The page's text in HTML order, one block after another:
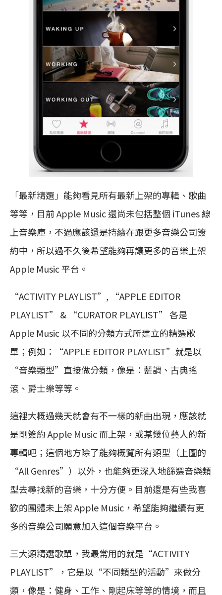
「最新精選」能夠看見所有最新上架的專輯、歌曲
等等，目前 Apple Music 還尚未包括整個 iTunes 線
上音樂庫，不過應該還是持續在跟更多音樂公司簽
約中，所以過不久後希望能夠再讓更多的音樂上架
Apple Music 平台。
“ACTIVITY PLAYLIST”, “APPLE EDITOR
PLAYLIST” & “CURATOR PLAYLIST” 各是
Apple Music 以不同的分類方式所建立的精選歌
單；例如：“APPLE EDITOR PLAYLIST”就是以
“音樂類型”直接做分類，像是：藍調、古典搖
滾、爵士樂等等。
這裡大概過幾天就會有不一樣的新曲出現，應該就
是剛簽約 Apple Music 而上架，或某幾位藝人的新
專輯吧；這個地方除了能夠概覽所有類型（上圖的
“All Genres”）以外，也能夠更深入地篩選音樂類
型去尋找新的音樂，十分方便。目前還是有些我喜
歡的團體未上架 Apple Music，希望能夠繼續有更
多的音樂公司願意加入這個音樂平台。
三大類精選歌單，我最常用的就是“ACTIVITY
PLAYLIST”，它是以“不同類型的活動”來做分
類，像是：健身、工作、剛起床等等的情境，而且